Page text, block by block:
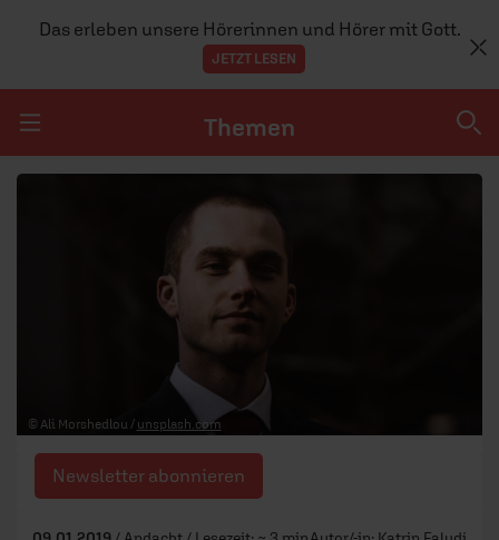
Das erleben unsere Hörerinnen und Hörer mit Gott.
JETZT LESEN
Navigation überspringen
Themen
TEAM
© Ali Morshedlou / unsplash.com
Newsletter abonnieren